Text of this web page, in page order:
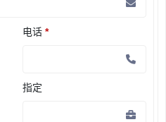
电话 *
指定